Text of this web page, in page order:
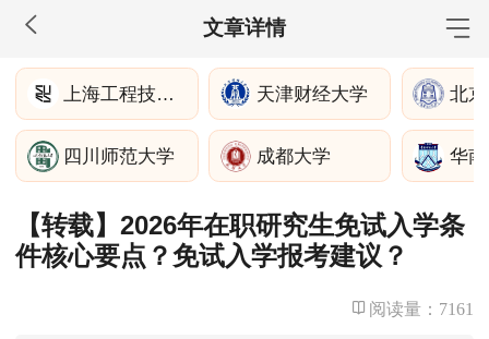
文章详情
MBA工商管理
院校库 考试报名 招生政策 学制学费
报名流程
考试真题
报考经验 招生简章
MEM工程管理
院校库 考试报名 招生政策 学制学费
报名流程
上海工程技术大学管理学院 天津财经大学 北
四川师范大学 成都大学 华
【转载】2026年在职研究生免试入学条
件核心要点？免试入学报考建议？
阅读量： 7161